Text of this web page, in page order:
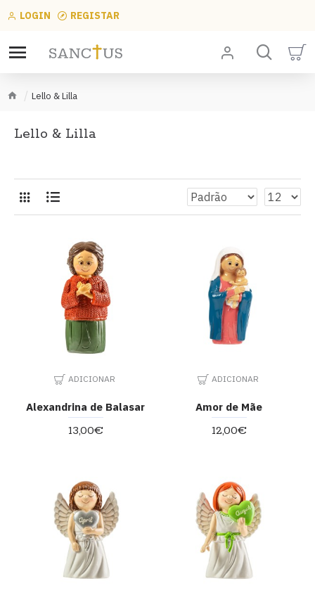
LOGIN REGISTAR
Lello & Lilla
Lello & Lilla
Alexandrina de Balasar
13,00€
ADICIONAR
Amor de Mãe
12,00€
ADICIONAR